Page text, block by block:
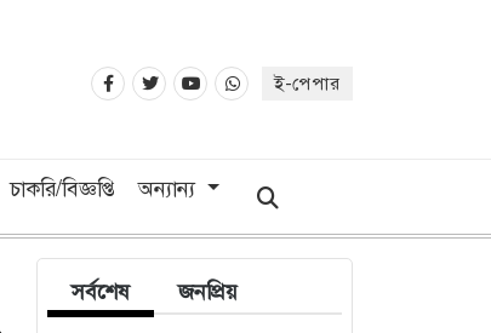
ই-পেপার
চাকরি/বিজ্ঞপ্তি অন্যান্য
সর্বশেষ জনপ্রিয়